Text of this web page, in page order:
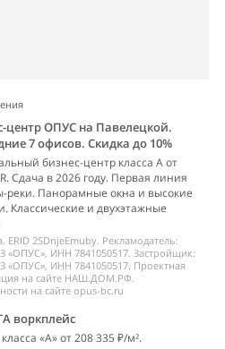
центр ОПУС на Павелецкой.
7 офисов. Скидка до 10%
бизнес-центр класса А от
Сдача в 2026 году. Первая линия
реки. Панорамные окна и высокие
Классические и двухэтажные
ERID 2SDnjeEmuby. Рекламодатель:
«ОПУС», ИНН 7841050517. Застройщик:
«ОПУС», ИНН 7841050517. Проектная
на сайте НАШ.ДОМ.РФ.
на сайте opus-bc.ru
воркплейс
«А» от 208 335 ₽/м².